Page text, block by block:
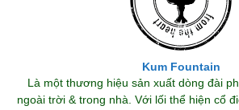
Kum Fountain
Là một thương hiệu sản xuất dòng đài
ngoài trời & trong nhà. Với lối thể hiện cổ